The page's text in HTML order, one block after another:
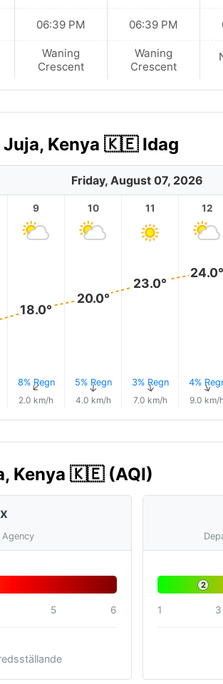
06:39 PM
Waning
Crescent
06:39 PM
Waning
Crescent
Kenya 🇰🇪 Idag
Friday, August 07, 2026
9
18.0°
8% Regn
↑
2.0 km/h
10
20.0°
5% Regn
↑
4.0 km/h
11
23.0°
3% Regn
↑
7.0 km/h
12
24.0°
4%↑
9.0 km/h
Kenya 🇰🇪 (AQI)
5 6
2
1 3